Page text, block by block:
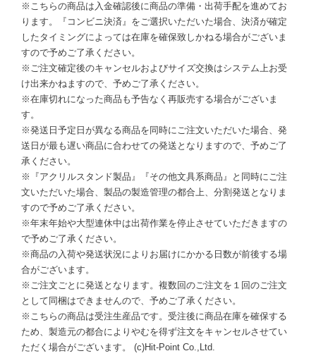
※こちらの商品は入金確認後に商品の準備・出荷手配を進めてお
ります。『コンビニ決済』をご選択いただいた場合、決済が確定
したタイミングによっては在庫を確保致しかねる場合がございま
すので予めご了承ください。
※ご注文確定後のキャンセルおよびサイズ交換はシステム上お受
け出来かねますので、予めご了承ください。
※在庫切れになった商品も予告なく再販売する場合がございま
す。
※発送日予定日が異なる商品を同時にご注文いただいた場合、発
送日が最も遅い商品に合わせての発送となりますので、予めご了
承ください。
※『アクリルスタンド製品』『その他文具系商品』と同時にご注
文いただいた場合、製品の製造管理の都合上、分割発送となりま
すので予めご了承ください。
※年末年始や大型連休中は出荷作業を停止させていただきますの
で予めご了承ください。
※商品の入荷や発送状況によりお届けにかかる日数が前後する場
合がございます。
※ご注文ごとに発送となります。複数回のご注文を１回のご注文
として同梱はできませんので、予めご了承ください。
※こちらの商品は受注生産品です。受注後に商品在庫を確保する
ため、製造元の都合によりやむを得ず注文をキャンセルさせてい
ただく場合がございます。 (c)Hit-Point Co.,Ltd.